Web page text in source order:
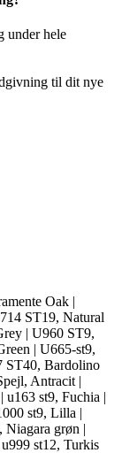
under hele
til dit nye
Oak |
ST19, Natural
| U960 ST9,
| U665-st9,
ST40, Bardolino
Antracit |
u163 st9, Fuchia |
st9, Lilla |
Niagara grøn |
st12, Turkis